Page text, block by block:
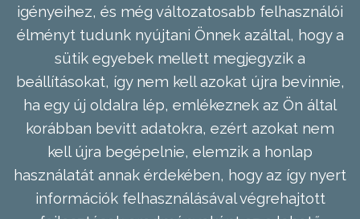
igényeihez, és még változatosabb felhasználói
élményt tudunk nyújtani Önnek azáltal, hogy a
sütik egyebek mellett megjegyzik a
beállításokat, így nem kell azokat újra bevinnie,
ha egy új oldalra lép, emlékeznek az Ön által
korábban bevitt adatokra, ezért azokat nem
kell újra begépelnie, elemzik a honlap
használatát annak érdekében, hogy az így nyert
információk felhasználásával végrehajtott